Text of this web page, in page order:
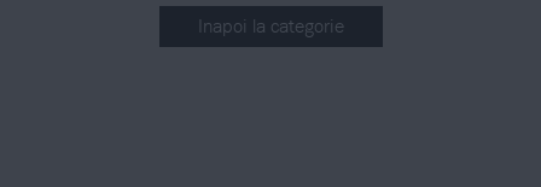
Inapoi la categorie